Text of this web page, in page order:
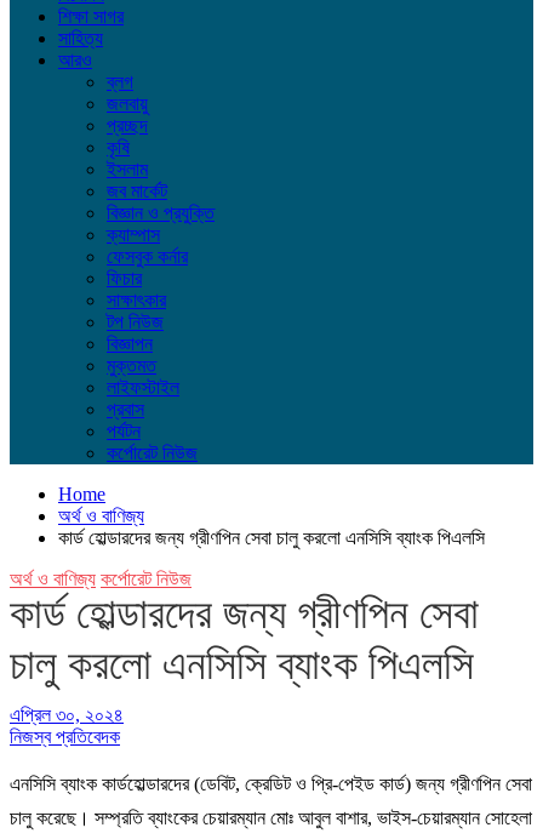
শিক্ষা সাগর
সাহিত্য
আরও
ব্লগ
জলবায়ু
প্রচ্ছদ
কৃষি
ইসলাম
জব মার্কেট
বিজ্ঞান ও প্রযুক্তি
ক্যাম্পাস
ফেসবুক কর্নার
ফিচার
সাক্ষাৎকার
টপ নিউজ
বিজ্ঞাপন
মুক্তমত
লাইফস্টাইল
প্রবাস
পর্যটন
কর্পোরেট নিউজ
Home
অর্থ ও বাণিজ্য
কার্ড হোল্ডারদের জন্য গ্রীণপিন সেবা চালু করলো এনসিসি ব্যাংক পিএলসি
অর্থ ও বাণিজ্য কর্পোরেট নিউজ
কার্ড হোল্ডারদের জন্য গ্রীণপিন সেবা
চালু করলো এনসিসি ব্যাংক পিএলসি
এপ্রিল ৩০, ২০২৪
নিজস্ব প্রতিবেদক
এনসিসি ব্যাংক কার্ডহোল্ডারদের (ডেবিট, ক্রেডিট ও প্রি-পেইড কার্ড) জন্য গ্রীণপিন সেবা
চালু করেছে। সম্প্রতি ব্যাংকের চেয়ারম্যান মোঃ আবুল বাশার, ভাইস-চেয়ারম্যান সোহেলা